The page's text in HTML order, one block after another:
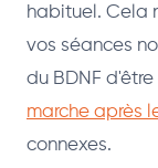
habituel. Cela
vos séances
du BDNF
marche après
connexes.